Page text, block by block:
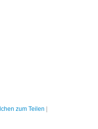
zum Teilen |